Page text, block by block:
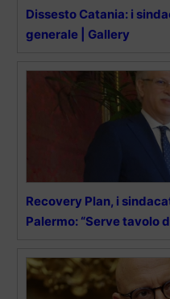
Dissesto Catania: i
generale | Gallery
Recovery Plan, i
Palermo: “Serve tavolo